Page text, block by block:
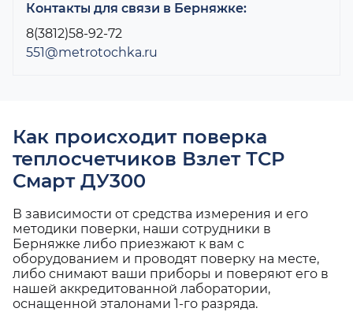
Контакты для связи в Берняжке:
8(3812)58-92-72
551@metrotochka.ru
Как происходит поверка
теплосчетчиков Взлет ТСР
Смарт ДУ300
В зависимости от средства измерения и его
методики поверки, наши сотрудники в
Берняжке либо приезжают к вам с
оборудованием и проводят поверку на месте,
либо снимают ваши приборы и поверяют его в
нашей аккредитованной лаборатории,
оснащенной эталонами 1-го разряда.